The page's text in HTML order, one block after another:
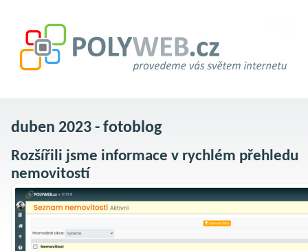
duben 2023 - fotoblog
Rozšířili jsme informace v rychlém přehledu
nemovitostí